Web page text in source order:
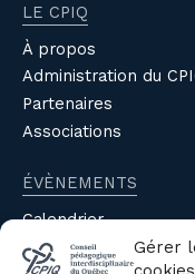
Gérer
LE CPIQ
À propos
Administration du
Partenaires
Associations
ÉVÈNEMENTS
Calendrier
Évènements du CPIQ